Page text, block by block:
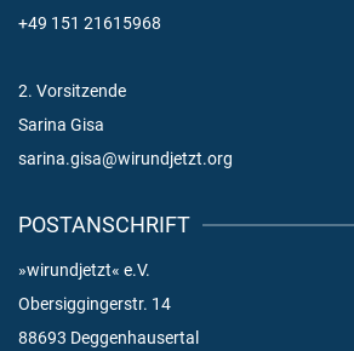
+49 151 21615968
2. Vorsitzende
Sarina Gisa
sarina.gisa@wirundjetzt.org
POSTANSCHRIFT
»wirundjetzt« e.V.
Obersiggingerstr. 14
88693 Deggenhausertal